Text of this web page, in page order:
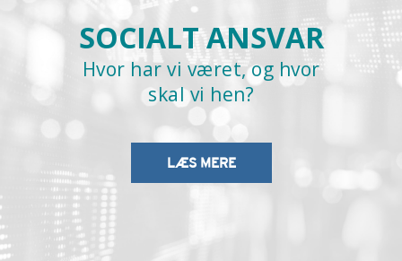
SOCIALT ANSVAR
Hvor har vi været, og hvor
skal vi hen?
LÆS MERE